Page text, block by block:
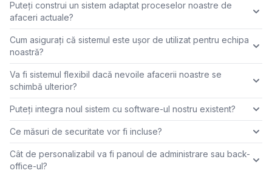
Puteți construi un sistem adaptat proceselor noastre de
afaceri actuale?
Cum asigurați că sistemul este ușor de utilizat pentru echipa
noastră?
Va fi sistemul flexibil dacă nevoile afacerii noastre se
schimbă ulterior?
Puteți integra noul sistem cu software-ul nostru existent?
Ce măsuri de securitate vor fi incluse?
Cât de personalizabil va fi panoul de administrare sau back-
office-ul?